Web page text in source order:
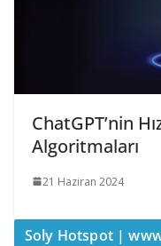
ChatGPT’nin
Algoritmaları
21 Haziran 2024
Soly Hotspot |